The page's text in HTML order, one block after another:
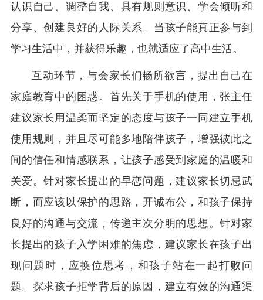
认识自己、调整自我、具有规则意识、学会倾听和
分享、创建良好的人际关系。当孩子能真正参与到
学习生活中，并获得乐趣，也就适应了高中生活。
互动环节，与会家长们畅所欲言，提出自己在
家庭教育中的困惑。首先关于手机的使用，张主任
建议家长用温柔而坚定的态度与孩子一同建立手机
使用规则，并且尽可能多地陪伴孩子，增强彼此之
间的信任和情感联系，让孩子感受到家庭的温暖和
关爱。针对家长提出的早恋问题，建议家长切忌武
断，而应该以保护的思路，开诚布公，和孩子保持
良好的沟通与交流，传递主次分明的思想。针对家
长提出的孩子入学困难的焦虑，建议家长在孩子出
现问题时，应换位思考，和孩子站在一起打败问
题。探求孩子拒学背后的原因，建立有效的沟通渠